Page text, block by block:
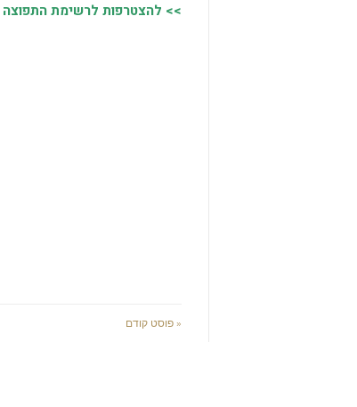
>> להצטרפות לרשימת התפוצה
« פוסט קודם